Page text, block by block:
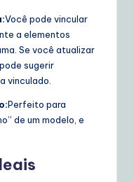
Você pode vincular
a elementos
Se você atualizar
sugerir
vinculado.
Perfeito para
de um modelo, e